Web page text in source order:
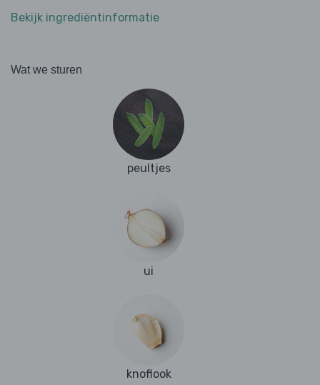
Bekijk ingrediëntinformatie
Wat we sturen
peultjes
ui
knoflook